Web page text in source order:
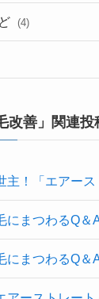
(4)
改善」関連投
！「エアース
まつわるQ＆
まつわるQ＆